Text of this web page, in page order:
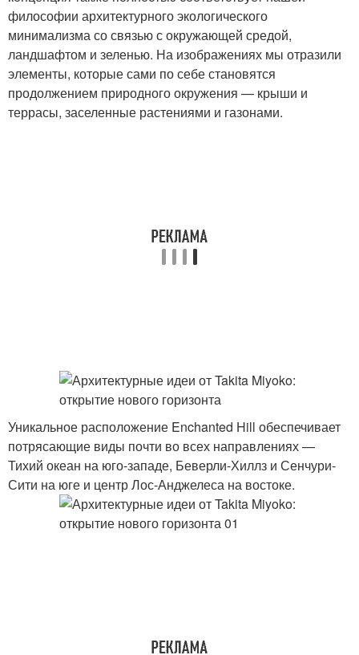
философии архитектурного экологического
минимализма со связью с окружающей средой,
ландшафтом и зеленью. На изображениях мы отразили
элементы, которые сами по себе становятся
продолжением природного окружения — крыши и
террасы, заселенные растениями и газонами.
Уникальное расположение Enchanted Hill обеспечивает
потрясающие виды почти во всех направлениях —
Тихий океан на юго-западе, Беверли-Хиллз и Сенчури-
Сити на юге и центр Лос-Анджелеса на востоке.